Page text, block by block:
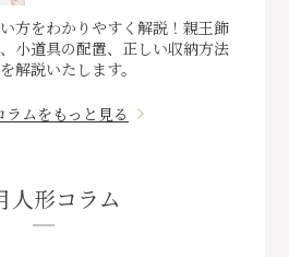
方をわかりやすく解説！親王飾
小道具の配置、正しい収納方法
解説いたします。
ラムをもっと見る
人形コラム